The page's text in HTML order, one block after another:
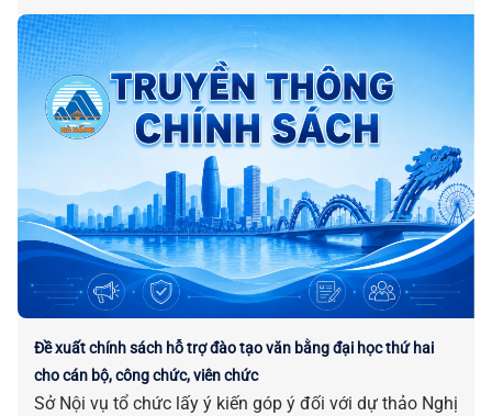
Đề xuất chính sách hỗ trợ đào tạo văn bằng đại học thứ hai
cho cán bộ, công chức, viên chức
Sở Nội vụ tổ chức lấy ý kiến góp ý đối với dự thảo Nghị